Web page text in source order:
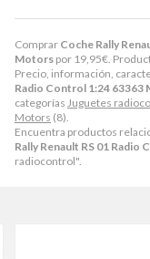
Comprar Coche Rally
Motors por 19,95€ .
Precio, información,
Radio Control 1:24
categorías Juguetes
Motors (8).
Encuentra productos
Rally Renault RS 01
radiocontrol".